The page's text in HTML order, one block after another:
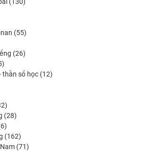
5555
2626
85
produits
thần số học 1212
32
produits
2828
66
produits
162162
produits
7171